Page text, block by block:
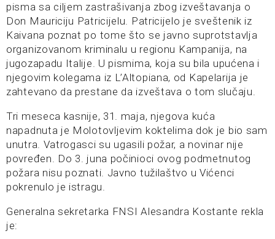
pisma sa ciljem zastrašivanja zbog izveštavanja o
Don Mauriciju Patricijelu. Patricijelo je sveštenik iz
Kaivana poznat po tome što se javno suprotstavlja
organizovanom kriminalu u regionu Kampanija, na
jugozapadu Italije. U pismima, koja su bila upućena i
njegovim kolegama iz L’Altopiana, od Kapelarija je
zahtevano da prestane da izveštava o tom slučaju.
Tri meseca kasnije, 31. maja, njegova kuća
napadnuta je Molotovljevim koktelima dok je bio sam
unutra. Vatrogasci su ugasili požar, a novinar nije
povređen. Do 3. juna počinioci ovog podmetnutog
požara nisu poznati. Javno tužilaštvo u Vićenci
pokrenulo je istragu.
Generalna sekretarka FNSI Alesandra Kostante rekla
je: